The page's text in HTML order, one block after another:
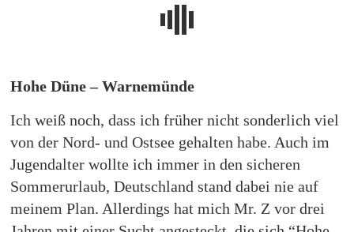
Hohe Düne – Warnemünde
Ich weiß noch, dass ich früher nicht sonderlich viel
von der Nord- und Ostsee gehalten habe. Auch im
Jugendalter wollte ich immer in den sicheren
Sommerurlaub, Deutschland stand dabei nie auf
meinem Plan. Allerdings hat mich Mr. Z vor drei